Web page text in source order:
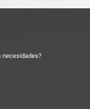
necesidades?